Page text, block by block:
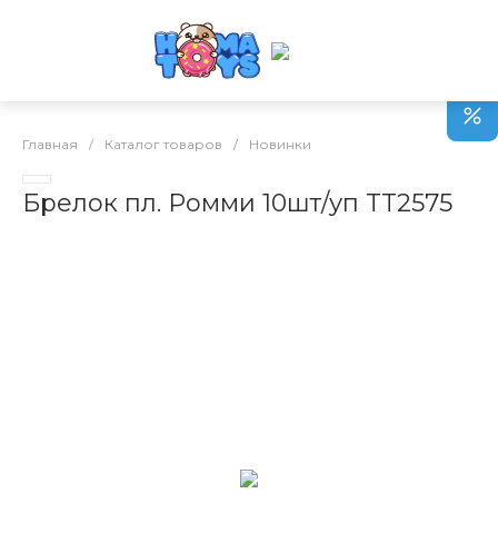
Главная / Каталог товаров / Новинки
Брелок пл. Ромми 10шт/уп TT2575